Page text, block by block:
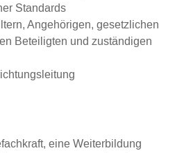
Standards
Angehörigen, gesetzlichen
Beteiligten und zuständigen
eine Weiterbildung